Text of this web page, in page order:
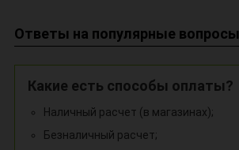
Ответы на популярные вопросы
Какие есть способы оплаты?
Наличный расчет (в магазинах);
Безналичный расчет;